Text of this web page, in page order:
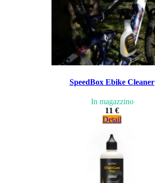
SpeedBox Ebike Cleaner
In magazzino
11 €
Detail